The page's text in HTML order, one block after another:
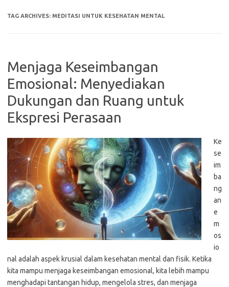
TAG ARCHIVES: MEDITASI UNTUK KESEHATAN MENTAL
Menjaga Keseimbangan
Emosional: Menyediakan
Dukungan dan Ruang untuk
Ekspresi Perasaan
Ke
se
im
ba
ng
an
e
m
os
io
nal adalah aspek krusial dalam kesehatan mental dan fisik. Ketika
kita mampu menjaga keseimbangan emosional, kita lebih mampu
menghadapi tantangan hidup, mengelola stres, dan menjaga